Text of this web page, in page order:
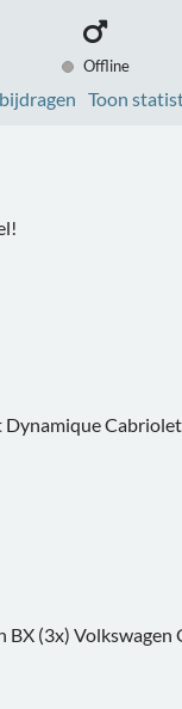
Offline
Toon
Dynamique Cabriolet
(3x)